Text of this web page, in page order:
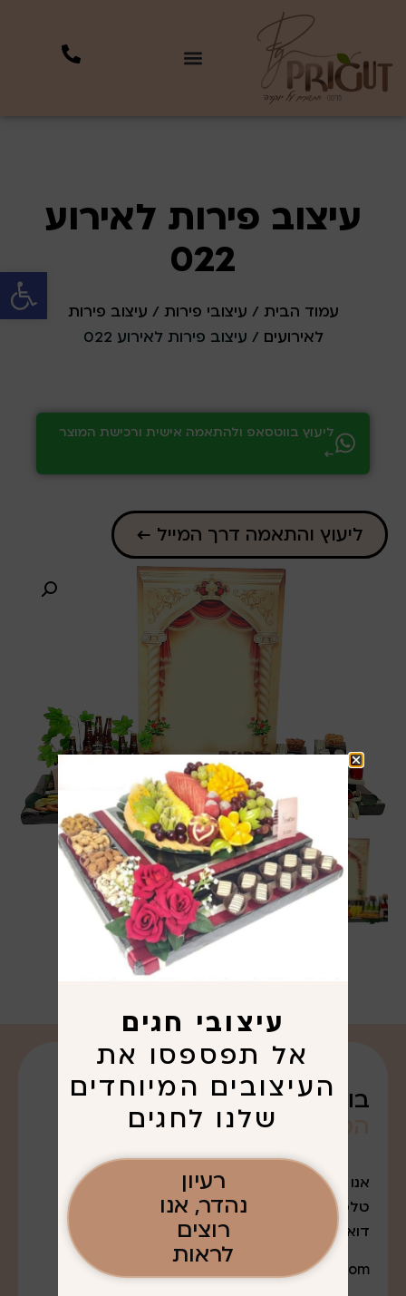
פתח
עיצוב פירות לאירוע
022
עמוד הבית / עיצובי פירות / עיצוב פירות
לאירועים / עיצוב פירות לאירוע 022
ליעוץ בווטסאפ ולהתאמה אישית ורכישת המוצר
←
ליעוץ והתאמה דרך המייל ←
בואו נדבר על
שרציתם. . .
אנו נמצאים במודיעין עלית
טלפון: 052-7643888
דואר אלקטרוני:
q0527643888@gmail.com
עיצובי חגים
אל תפספסו את
העיצובים המיוחדים
שלנו לחגים
רעיון
נהדר, אנו
רוצים
לראות